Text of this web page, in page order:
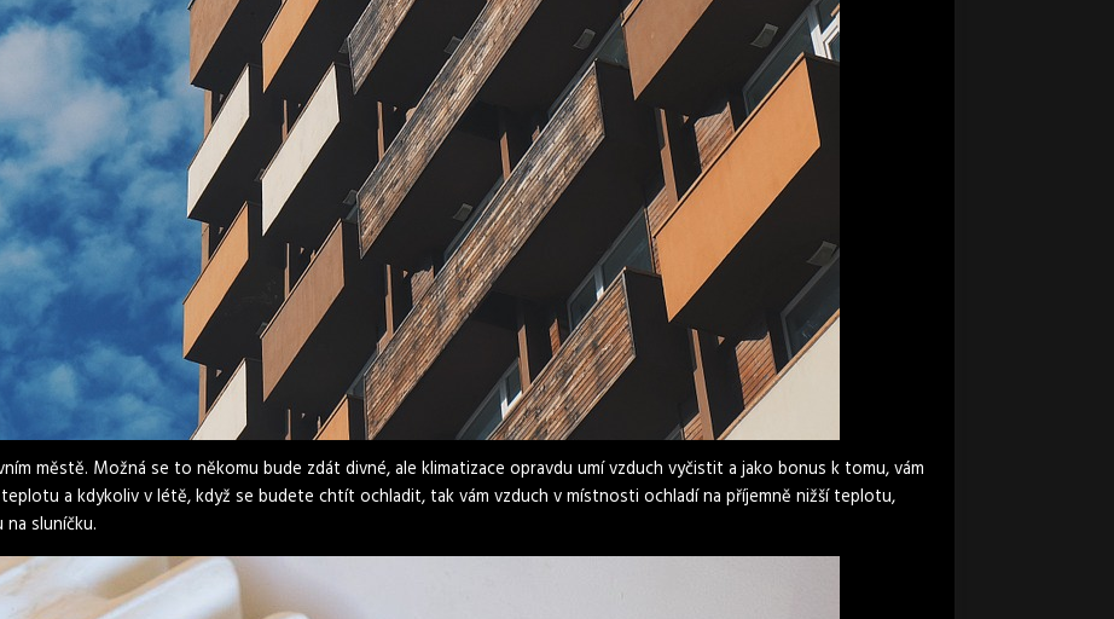
městě. Možná se to někomu bude zdát divné, ale klimatizace opravdu umí vzduch vyčistit a jako bonus k tomu, vám
a kdykoliv v létě, když se budete chtít ochladit, tak vám vzduch v místnosti ochladí na příjemně nižší teplotu,
sluníčku.